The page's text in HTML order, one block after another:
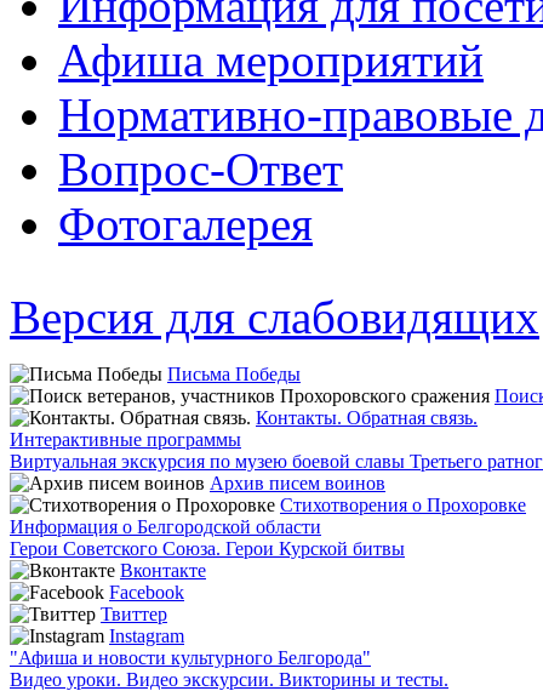
Афиша мероприятий
Нормативно-правовые
Вопрос-Ответ
Фотогалерея
Версия для слабовидящих
Письма Победы
Контакты. Обратная связь.
Интерактивные программы
Виртуальная экскурсия по музею боевой славы Третьего
Архив писем воинов
Стихотворения о Прохоровке
Информация о Белгородской области
Герои Советского Союза. Герои Курской битвы
Вконтакте
Facebook
Твиттер
Instagram
"Афиша и новости культурного Белгорода"
Видео уроки. Видео экскурсии. Викторины и тесты.